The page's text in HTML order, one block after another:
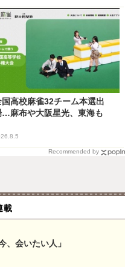
国高校麻雀32チーム本選出
…麻布や大阪星光、東海も
Recommended by
載
、会いたい人」